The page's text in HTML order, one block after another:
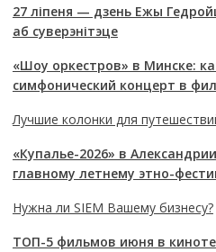
27 ліпеня — дзень Ежы
аб суверэнітэце
«Шоу оркестров» в Минске:
симфонический концерт в
Лучшие колонки для
«Купалье-2026» в
главному летнему этно-
Нужна ли SIEM Вашему бизнесу?
ТОП-5 фильмов июня в